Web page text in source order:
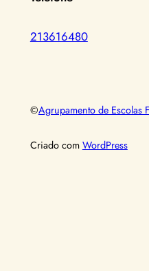
213616480
©Agrupamento de Escolas
Criado com WordPress